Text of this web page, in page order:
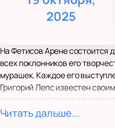
2025
На Фетисов Арене состоится
всех поклонников его
мурашек. Каждое его
Григорий Лепс известен
независимо от пола и
день», так и новые
Читать дальше...